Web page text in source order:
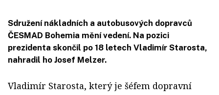
Sdružení nákladních a autobusových dopravců
ČESMAD Bohemia mění vedení. Na pozici
prezidenta skončil po 18 letech Vladimír Starosta,
nahradil ho Josef Melzer.
Vladimír Starosta, který je šéfem dopravní